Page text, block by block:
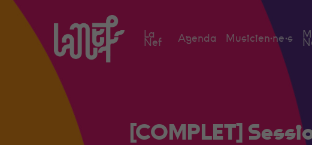
Skip
La
Nef Agenda Musicien·ne·s
[COMPLET]